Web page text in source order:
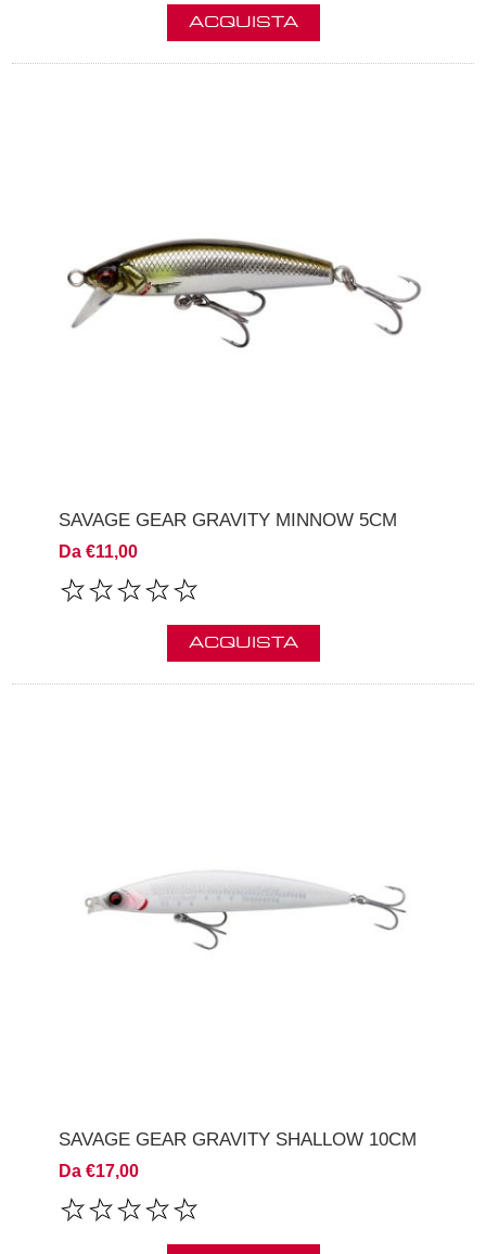
ACQUISTA
SAVAGE GEAR GRAVITY MINNOW 5CM
Da €11,00
ACQUISTA
SAVAGE GEAR GRAVITY SHALLOW 10CM
Da €17,00